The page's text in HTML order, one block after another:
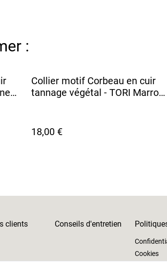
:
Collier motif Corbeau en cuir
tannage végétal - TORI Marron
18,00 €
clients Conseils d'entretien
Cookies